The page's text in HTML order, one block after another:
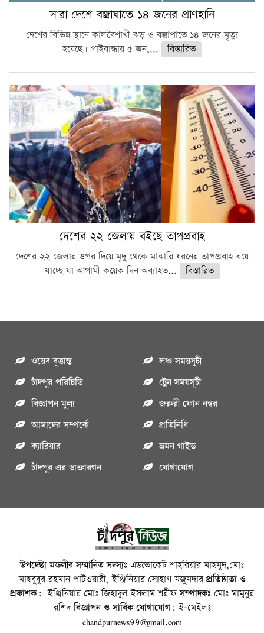
সারা দেশে বজ্রাঘাতে ১৪ জনের প্রাণহানি
দেশের বিভিন্ন স্থানে কালবৈশাখী ঝড় ও বজ্রাপাতে ১৪ জনের মৃত্যু
হয়েছে। গাইবান্ধায় ৫ জন,...
বিস্তারিত
দেশের ২২ জেলায় বইছে তাপপ্রবাহ
দেশের ২২ জেলার ওপর দিয়ে মৃদু থেকে মাঝারি ধরনের তাপপ্রবাহ বয়ে
যাচ্ছে যা আগামী কয়েক দিন অব্যাহত...
বিস্তারিত
ওয়েব বৃত্তান্ত
চাঁদপুর পরিচিতি
বিজ্ঞাপন মুল্য
আমাদের সম্পর্কে
ক্যারিয়ার
চাঁদপুর এর ডাক্তারগন
লঞ্চ সময়সূচী
ট্রেন সময়সূচী
জরুরী ফোন নম্বর
প্রতিনিধি
ভ্রমন গাইড
যোগাযোগ
উপদেষ্টা মন্ডলীর সম্মানিত সদস্যঃ এডভোকেট শাহরিয়ার মাহমুদ,মোঃ
মাহবুবুর রহমান পাটওয়ারী, ইঞ্জিনিয়ার সোহাগ মজুমদারপ্রতিষ্ঠাতা ও
প্রকাশক: ইঞ্জিনিয়ার মোঃ জিহাদুল ইসলাম শরীফসম্পাদকঃ মোঃ মামুনুর
রশিদবিজ্ঞাপন ও সার্বিক যোগাযোগ: ই-মেইলঃ
chandpurnews99@gmail.com